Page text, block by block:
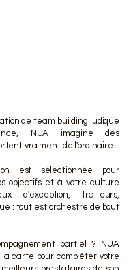
de team building ludique
NUA imagine des
vraiment de l'ordinaire.
est sélectionnée pour
objectifs et à votre culture
d'exception, traiteurs,
: tout est orchestré de bout
partiel ? NUA
carte pour compléter votre